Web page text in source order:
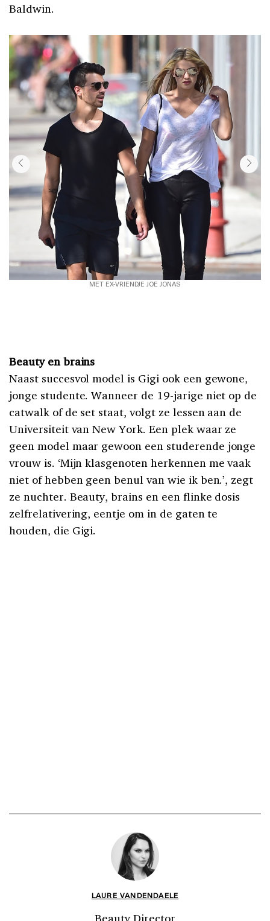
Baldwin.
MET EX-VRIENDJE JOE JONAS
Beauty en brains
Naast succesvol model is Gigi ook een gewone,
jonge studente. Wanneer de 19-jarige niet op de
catwalk of de set staat, volgt ze lessen aan de
Universiteit van New York. Een plek waar ze
geen model maar gewoon een studerende jonge
vrouw is. ‘Mijn klasgenoten herkennen me vaak
niet of hebben geen benul van wie ik ben.’, zegt
ze nuchter. Beauty, brains en een flinke dosis
zelfrelativering, eentje om in de gaten te
houden, die Gigi.
LAURE VANDENDAELE
Beauty Director